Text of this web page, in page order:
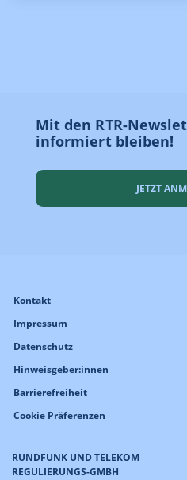
Mit den RTR-
informiert bleiben!
JETZT
RUNDFUNK UND TELEKOM
REGULIERUNGS-GMBH
Kontakt
Impressum
Datenschutz
Hinweisgeber:innen
Barrierefreiheit
Cookie Präferenzen